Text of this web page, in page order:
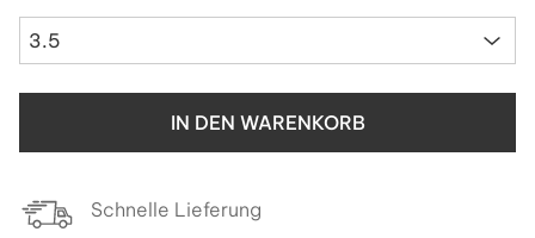
3.5
IN DEN WARENKORB
Schnelle Lieferung